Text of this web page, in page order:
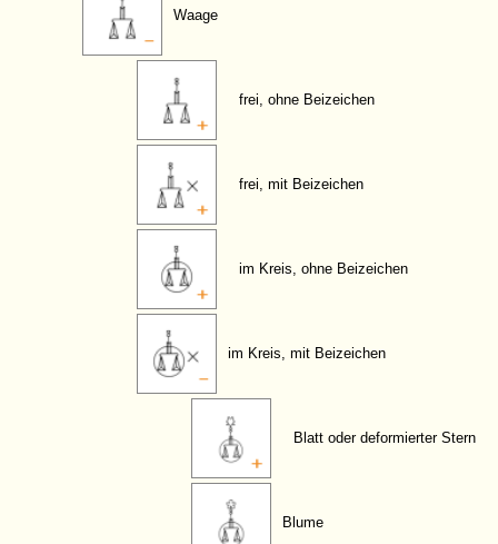
Waage
frei, ohne Beizeichen
frei, mit Beizeichen
im Kreis, ohne Beizeichen
im Kreis, mit Beizeichen
Blatt oder deformierter Stern
Blume